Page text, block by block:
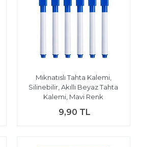
Mıknatıslı Tahta Kalemi,
Silinebilir, Akıllı Beyaz Tahta
Kalemi, Mavi Renk
9,90 TL